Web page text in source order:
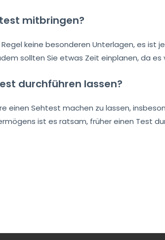
mitbringen?
keine besonderen Unterlagen, es ist
sollten Sie etwas Zeit einplanen, da
durchführen lassen?
einen Sehtest machen zu lassen,
ist es ratsam, früher einen Test